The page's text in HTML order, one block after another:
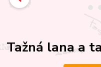
Tažná lana a